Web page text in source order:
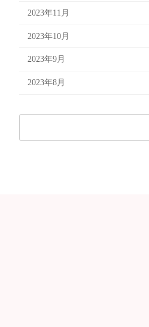
2023年11月
2023年10月
2023年9月
2023年8月